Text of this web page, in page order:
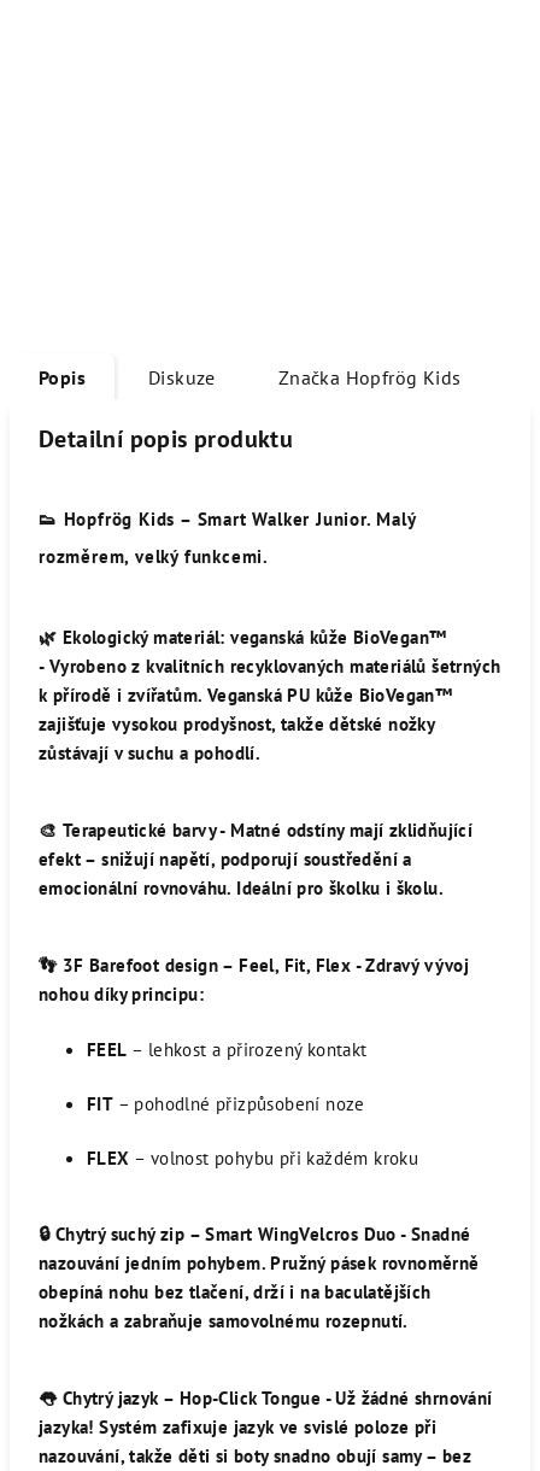
Popis Diskuze Značka Hopfrög Kids
Detailní popis produktu
👟 Hopfrög Kids – Smart Walker Junior. Malý
rozměrem, velký funkcemi.
🌿 Ekologický materiál: veganská kůže BioVegan™
- Vyrobeno z kvalitních recyklovaných materiálů šetrných
k přírodě i zvířatům. Veganská PU kůže BioVegan™
zajišťuje vysokou prodyšnost, takže dětské nožky
zůstávají v suchu a pohodlí.
🎨 Terapeutické barvy - Matné odstíny mají zklidňující
efekt – snižují napětí, podporují soustředění a
emocionální rovnováhu. Ideální pro školku i školu.
👣 3F Barefoot design – Feel, Fit, Flex -Zdravý vývoj
nohou díky principu:
FEEL – lehkost a přirozený kontakt
FIT – pohodlné přizpůsobení noze
FLEX – volnost pohybu při každém kroku
🔒 Chytrý suchý zip – Smart WingVelcros Duo -Snadné
nazouvání jedním pohybem. Pružný pásek rovnoměrně
obepíná nohu bez tlačení, drží i na baculatějších
nožkách a zabraňuje samovolnému rozepnutí.
👅 Chytrý jazyk – Hop-Click Tongue -Už žádné shrnování
jazyka! Systém zafixuje jazyk ve svislé poloze při
nazouvání, takže děti si boty snadno obují samy – bez